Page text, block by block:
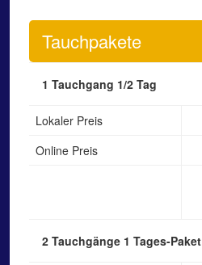
Tauchpakete
1 Tauchgang 1/2 Tag
Lokaler Preis
Online Preis
2 Tauchgänge 1 Tages-Paket